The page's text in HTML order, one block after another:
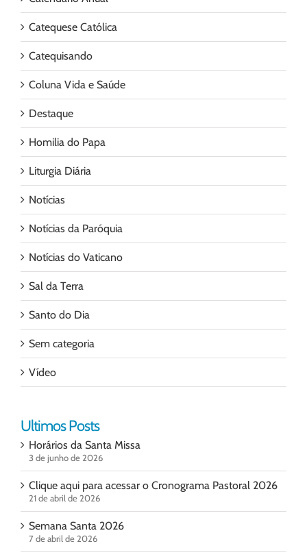
Catequese Católica
Catequisando
Coluna Vida e Saúde
Destaque
Homilia do Papa
Liturgia Diária
Notícias
Notícias da Paróquia
Notícias do Vaticano
Sal da Terra
Santo do Dia
Sem categoria
Vídeo
Ultimos Posts
Horários da Santa Missa
3 de junho de 2026
Clique aqui para acessar o Cronograma Pastoral 2026
21 de abril de 2026
Semana Santa 2026
7 de abril de 2026